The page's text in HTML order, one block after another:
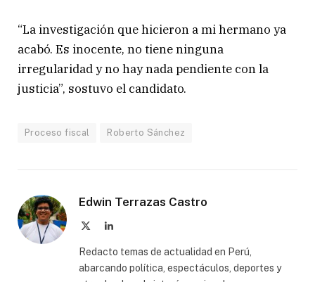
“La investigación que hicieron a mi hermano ya
acabó. Es inocente, no tiene ninguna
irregularidad y no hay nada pendiente con la
justicia”, sostuvo el candidato.
Proceso fiscal Roberto Sánchez
Edwin Terrazas Castro
LinkedIn
Redacto temas de actualidad en Perú,
abarcando política, espectáculos, deportes y